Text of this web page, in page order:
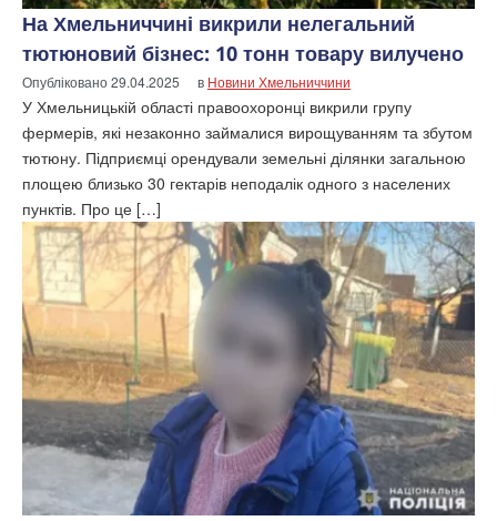
На Хмельниччині викрили нелегальний
тютюновий бізнес: 10 тонн товару вилучено
Опубліковано29.04.2025 в Новини Хмельниччини
У Хмельницькій області правоохоронці викрили групу
фермерів, які незаконно займалися вирощуванням та збутом
тютюну. Підприємці орендували земельні ділянки загальною
площею близько 30 гектарів неподалік одного з населених
пунктів. Про це […]